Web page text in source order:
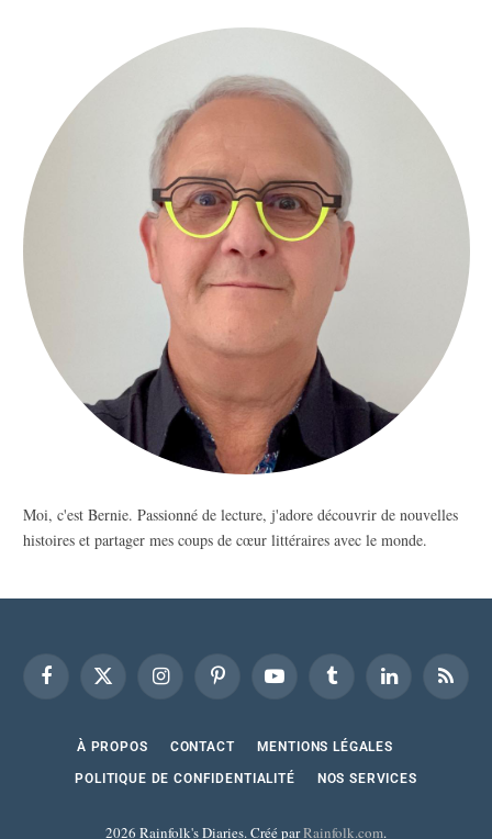
Moi, c'est Bernie. Passionné de lecture, j'adore découvrir de nouvelles
histoires et partager mes coups de cœur littéraires avec le monde.
FacebookX
InstagramPinterest YouTube Tumblr LinkedInRSS
À PROPOS CONTACT MENTIONS LÉGALES
POLITIQUE DE CONFIDENTIALITÉ NOS SERVICES
2026 Rainfolk's Diaries. Créé parRainfolk.com.